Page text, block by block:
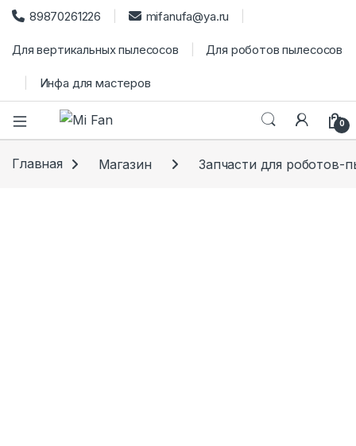
89870261226 mifanufa@ya.ru
Для вертикальных пылесосов Для роботов пылесосов
Инфа для мастеров
0
Главная Магазин Запчасти для роботов-